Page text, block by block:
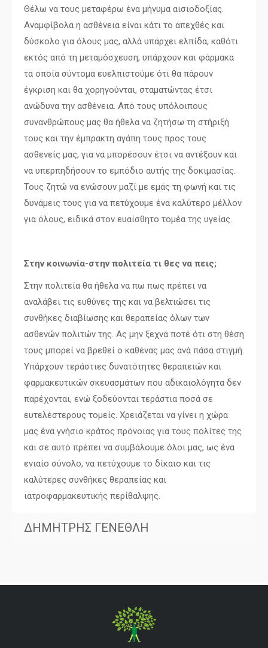
Θέλω να τους μεταφέρω ένα μήνυμα αισιοδοξίας.
Αναμφίβολα η ασθένεια είναι κάτι το απεχθές και
δύσκολο για όλους μας, αλλά υπάρχει ελπίδα, καθότι
εκτός από τη μεταμόσχευση, υπάρχουν και φάρμακα
τα οποία σύντομα ευελπιστούμε ότι θα πάρουν
έγκριση και θα χορηγούνται, σταματώντας έτσι
ανώδυνα την ασθένεια. Από τους υπόλοιπους
συνανθρώπους μας θα ήθελα να ζητήσω τη στήριξή
τους και την έμπρακτη αγάπη τους προς τους
ασθενείς μας, για να μπορέσουν έτσι να αντέξουν και
να υπερπηδήσουν το εμπόδιο αυτής της δοκιμασίας.
Τους ζητώ να ενώσουν μαζί με εμάς τη φωνή και τις
δυνάμεις τους για να πετύχουμε ένα καλύτερο μέλλον
για όλους, ειδικά στον ευαίσθητο τομέα της υγείας.
Στην κοινωνία-στην πολιτεία τι θες να πεις;
Στην πολιτεία θα ήθελα να πω πως πρέπει να
αναλάβει τις ευθύνες της και να βελτιώσει τις
συνθήκες διαβίωσης και θεραπείας όλων των
ασθενών πολιτών της. Ας μην ξεχνά ποτέ ότι στη θέση
τους μπορεί να βρεθεί ο καθένας μας ανά πάσα στιγμή.
Υπάρχουν τεράστιες δυνατότητες θεραπειών και
φαρμακευτικών σκευασμάτων που αδικαιολόγητα δεν
παρέχονται, ενώ ξοδεύονται τεράστια ποσά σε
ευτελέστερους τομείς. Χρειάζεται να γίνει η χώρα
μας ένα γνήσιο κράτος πρόνοιας για τους πολίτες της
και σε αυτό πρέπει να συμβάλουμε όλοι μας, ως ένα
ενιαίο σύνολο, να πετύχουμε το δίκαιο και τις
καλύτερες συνθήκες θεραπείας και
ιατροφαρμακευτικής περίθαλψης.
ΔΗΜΗΤΡΗΣ ΓΕΝΕΘΛΗ